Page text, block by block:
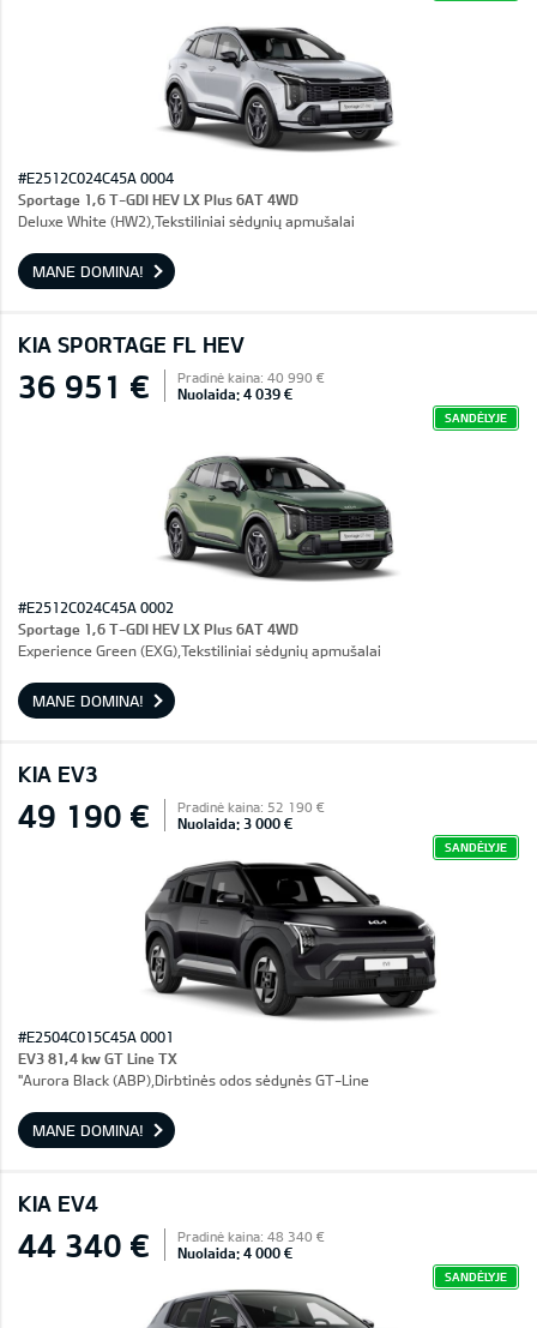
#E2512C024C45A 0004
Sportage 1,6 T-GDI HEV LX Plus 6AT 4WD
Deluxe White (HW2),Tekstiliniai sėdynių apmušalai
MANE DOMINA!
KIA SPORTAGE FL HEV
36 951 € Pradinė kaina: 40 990 €
Nuolaida: 4 039 €
SANDĖLYJE
#E2512C024C45A 0002
Sportage 1,6 T-GDI HEV LX Plus 6AT 4WD
Experience Green (EXG),Tekstiliniai sėdynių apmušalai
MANE DOMINA!
KIA EV3
49 190 € Pradinė kaina: 52 190 €
Nuolaida: 3 000 €
SANDĖLYJE
#E2504C015C45A 0001
EV3 81,4 kw GT Line TX
"Aurora Black (ABP),Dirbtinės odos sėdynės GT-Line
MANE DOMINA!
KIA EV4
44 340 € Pradinė kaina: 48 340 €
Nuolaida: 4 000 €
SANDĖLYJE